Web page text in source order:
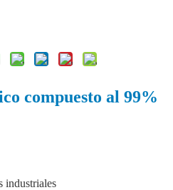
compuesto al 99%
industriales